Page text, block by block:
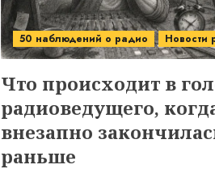
50 наблюдений о радио Новости
Что происходит в
радиоведущего,
внезапно
раньше